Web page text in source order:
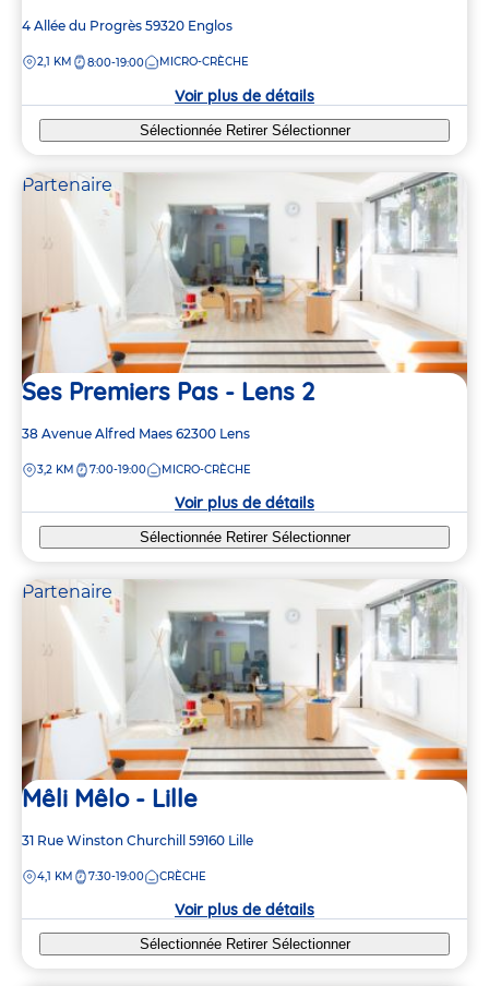
Adresse
la
4 Allée du Progrès 59320 Englos
DISTANCE
2,1 KM 8:00-19:00 MICRO-CRÈCHE
Voir plus de détails
Sélectionnée Retirer Sélectionner
Partenaire
Ses Premiers Pas - Lens 2
Adresse
la
38 Avenue Alfred Maes 62300 Lens
DISTANCE
3,2 KM 7:00-19:00 MICRO-CRÈCHE
Voir plus de détails
Sélectionnée Retirer Sélectionner
Partenaire
Mêli Mêlo - Lille
Adresse
la
31 Rue Winston Churchill 59160 Lille
DISTANCE
4,1 KM 7:30-19:00 CRÈCHE
Voir plus de détails
Sélectionnée Retirer Sélectionner